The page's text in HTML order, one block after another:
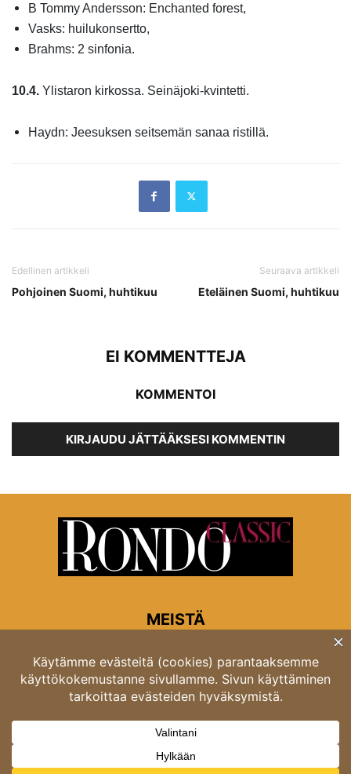
B Tommy Andersson: Enchanted forest,
Vasks: huilukonsertto,
Brahms: 2 sinfonia.
10.4. Ylistaron kirkossa. Seinäjoki-kvintetti.
Haydn: Jeesuksen seitsemän sanaa ristillä.
Edellinen artikkeli
Pohjoinen Suomi, huhtikuu
Seuraava artikkeli
Eteläinen Suomi, huhtikuu
EI KOMMENTTEJA
KOMMENTOI
KIRJAUDU JÄTTÄÄKSESI KOMMENTIN
MEISTÄ
Rondon toimitus
Opastinsilta 6A 00520 Helsinki
Asiakaspalvelu: puh. 03 4246 5318
asiakaspalvelu@rondo.fi
Ota meihin yhteyttä:toimitus@rondo.fi